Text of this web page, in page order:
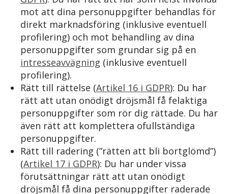
mot att dina personuppgifter behandlas för
direkt marknadsföring (inklusive eventuell
profilering) och mot behandling av dina
personuppgifter som grundar sig på en
intresseavvägning (inklusive eventuell
profilering).
Rätt till rättelse (Artikel 16 i GDPR): Du har
rätt att utan onödigt dröjsmål få felaktiga
personuppgifter som rör dig rättade. Du har
även rätt att komplettera ofullständiga
personuppgifter.
Rätt till radering (”rätten att bli bortglömd”)
(Artikel 17 i GDPR): Du har under vissa
förutsättningar rätt att utan onödigt
dröjsmål få dina personuppgifter raderade